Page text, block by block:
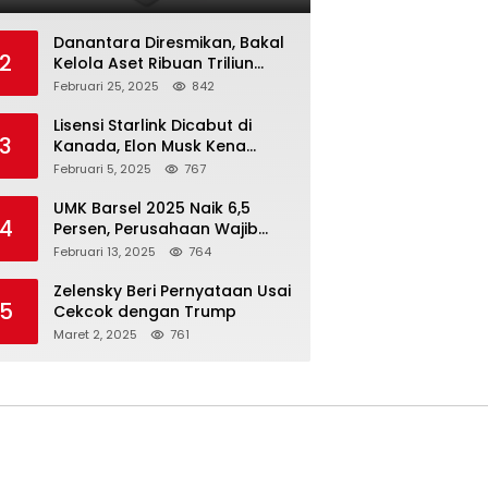
2
Danantara Diresmikan, Bakal
Kelola Aset Ribuan Triliun
Rupiah dari 7 BUMN
Februari 25, 2025 842
3
Lisensi Starlink Dicabut di
Kanada, Elon Musk Kena
Imbas ‘Perang Dagang’
Februari 5, 2025 767
4
UMK Barsel 2025 Naik 6,5
Persen, Perusahaan Wajib
Taat
Februari 13, 2025 764
5
Zelensky Beri Pernyataan Usai
Cekcok dengan Trump
Maret 2, 2025 761